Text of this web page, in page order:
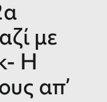
με
Η
απ’